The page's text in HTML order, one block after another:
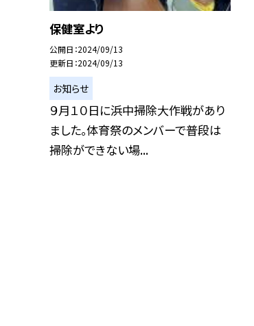
保健室より
公開日 2024/09/13
更新日 2024/09/13
お知らせ
９月１０日に浜中掃除大作戦があり
ました。体育祭のメンバーで普段は
掃除ができない場...